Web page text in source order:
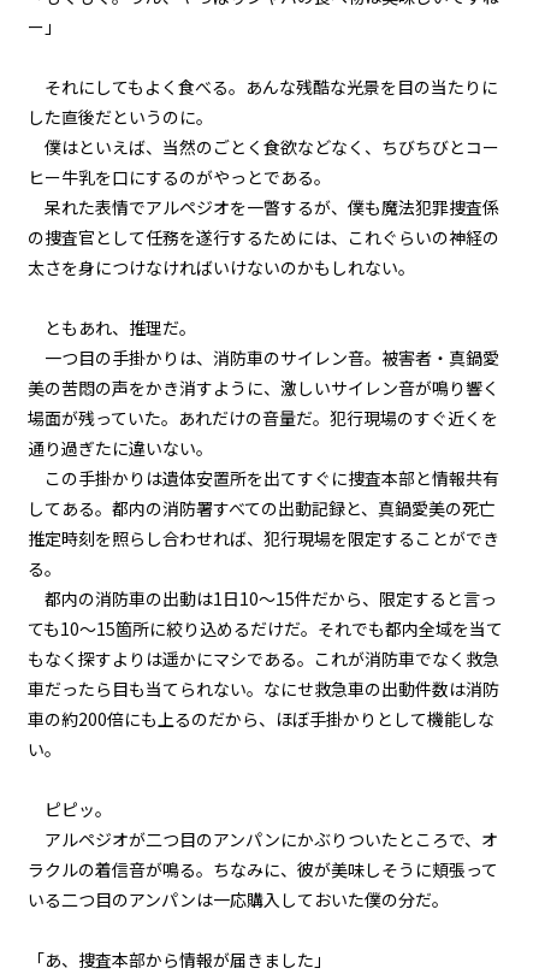
第１話
『Serial killer（連続殺人鬼）』
＜７＞
第１話
『Serial killer（連続殺人鬼）』
＜８＞
『Serial killer（連続殺人鬼）』
＜９＞
第１話
＜１０＞
第１話
『Serial killer（連続殺人鬼）』
第１話
『Serial killer（連続殺人鬼）』
＜１２＞
第１話
第１話
『Serial killer（連続殺人鬼）』
＜１４＞
『Serial killer（連続殺人鬼）』
ー」
それにしてもよく食べる。あんな残酷な光景を目の当たりに
した直後だというのに。
僕はといえば、当然のごとく食欲などなく、ちびちびとコー
ヒー牛乳を口にするのがやっとである。
呆れた表情でアルペジオを一瞥するが、僕も魔法犯罪捜査係
の捜査官として任務を遂行するためには、これぐらいの神経の
太さを身につけなければいけないのかもしれない。
ともあれ、推理だ。
一つ目の手掛かりは、消防車のサイレン音。被害者・真鍋愛
美の苦悶の声をかき消すように、激しいサイレン音が鳴り響く
場面が残っていた。あれだけの音量だ。犯行現場のすぐ近くを
通り過ぎたに違いない。
この手掛かりは遺体安置所を出てすぐに捜査本部と情報共有
してある。都内の消防署すべての出動記録と、真鍋愛美の死亡
推定時刻を照らし合わせれば、犯行現場を限定することができ
る。
都内の消防車の出動は1日10～15件だから、限定すると言っ
ても10～15箇所に絞り込めるだけだ。それでも都内全域を当て
もなく探すよりは遥かにマシである。これが消防車でなく救急
車だったら目も当てられない。なにせ救急車の出動件数は消防
車の約200倍にも上るのだから、ほぼ手掛かりとして機能しな
い。
ピピッ。
アルペジオが二つ目のアンパンにかぶりついたところで、オ
ラクルの着信音が鳴る。ちなみに、彼が美味しそうに頬張って
いる二つ目のアンパンは一応購入しておいた僕の分だ。
「あ、捜査本部から情報が届きました」